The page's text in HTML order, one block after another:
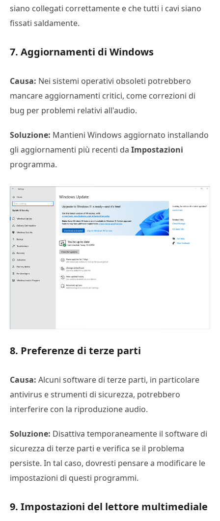
siano collegati correttamente e che tutti i cavi siano
fissati saldamente.
7. Aggiornamenti di Windows
Causa: Nei sistemi operativi obsoleti potrebbero
mancare aggiornamenti critici, come correzioni di
bug per problemi relativi all'audio.
Soluzione: Mantieni Windows aggiornato installando
gli aggiornamenti più recenti da Impostazioni
programma.
8. Preferenze di terze parti
Causa: Alcuni software di terze parti, in particolare
antivirus e strumenti di sicurezza, potrebbero
interferire con la riproduzione audio.
Soluzione: Disattiva temporaneamente il software di
sicurezza di terze parti e verifica se il problema
persiste. In tal caso, dovresti pensare a modificare le
impostazioni di questi programmi.
9. Impostazioni del lettore multimediale